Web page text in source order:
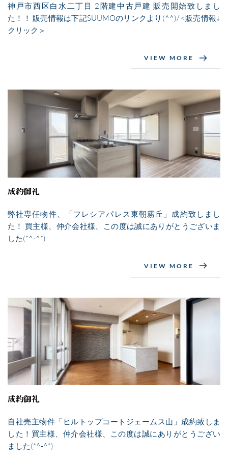
神戸市西区白水二丁目 2階建中古戸建 販売開始致しまし
た！！ 販売情報は下記SUUMOのリンクより(^^)/ <販売情報↓
クリック＞
VIEW MORE
成約御礼
弊社専任物件、「フレシアパレス東朝霧丘」成約致しまし
た！ 買主様、仲介会社様、この度は誠にありがとうございま
した(*^-^*)
VIEW MORE
成約御礼
自社売主物件「ヒルトップコートジェームス山」成約致しま
した！買主様、仲介会社様、この度は誠にありがとうござい
ました(*^-^*)